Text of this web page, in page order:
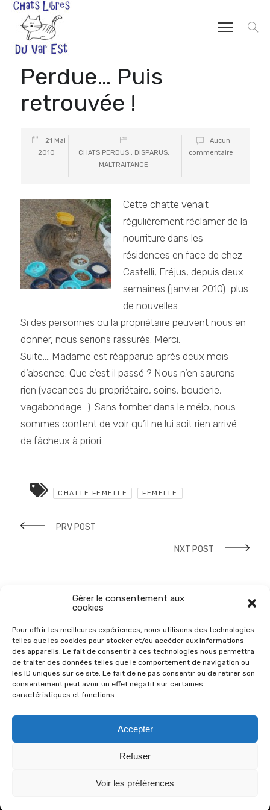
Gérer le consentement aux
cookies
Pour offrir les meilleures expériences, nous utilisons des technologies
telles que les cookies pour stocker et/ou accéder aux informations
des appareils. Le fait de consentir à ces technologies nous permettra
de traiter des données telles que le comportement de navigation ou
les ID uniques sur ce site. Le fait de ne pas consentir ou de retirer son
consentement peut avoir un effet négatif sur certaines
caractéristiques et fonctions.
Accepter
Refuser
Voir les préférences
Perdue… Puis
retrouvée !
21 Mai
2010
CHATS PERDUS , DISPARUS,
MALTRAITANCE
Aucun
commentaire
Cette chatte venait
régulièrement réclamer de la
nourriture dans les
résidences en face de chez
Castelli, Fréjus, depuis deux
semaines (janvier 2010)…plus
de nouvelles.
Si des personnes ou la propriétaire peuvent nous en
donner, nous serions rassurés. Merci.
Suite…..Madame est réapparue après deux mois
d’absence. Que c’est il passé ? Nous n’en saurons
rien (vacances du propriétaire, soins, bouderie,
vagabondage…). Sans tomber dans le mélo, nous
sommes content de voir qu’il ne lui soit rien arrivé
de fâcheux à priori.
CHATTE FEMELLE FEMELLE
PRV POST
NXT POST